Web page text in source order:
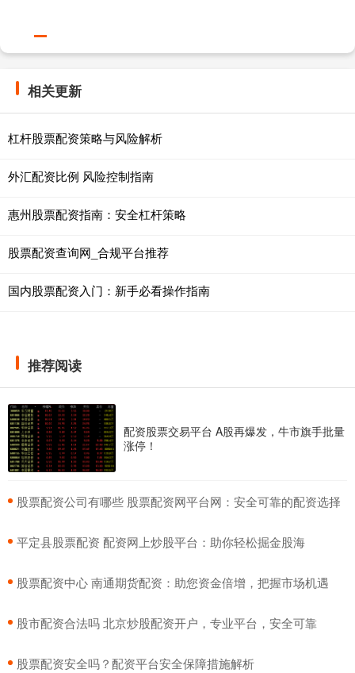
相关更新
杠杆股票配资策略与风险解析
外汇配资比例 风险控制指南
惠州股票配资指南：安全杠杆策略
股票配资查询网_合规平台推荐
国内股票配资入门：新手必看操作指南
推荐阅读
配资股票交易平台 A股再爆发，牛市旗手批量
涨停！
​股票配资公司有哪些 股票配资网平台网：安全可靠的配资选择
​平定县股票配资 配资网上炒股平台：助你轻松掘金股海
​股票配资中心 南通期货配资：助您资金倍增，把握市场机遇
​股市配资合法吗 北京炒股配资开户，专业平台，安全可靠
​股票配资安全吗？配资平台安全保障措施解析